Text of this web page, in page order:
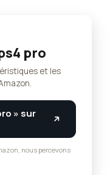
pro
et les
» sur
nous percevons